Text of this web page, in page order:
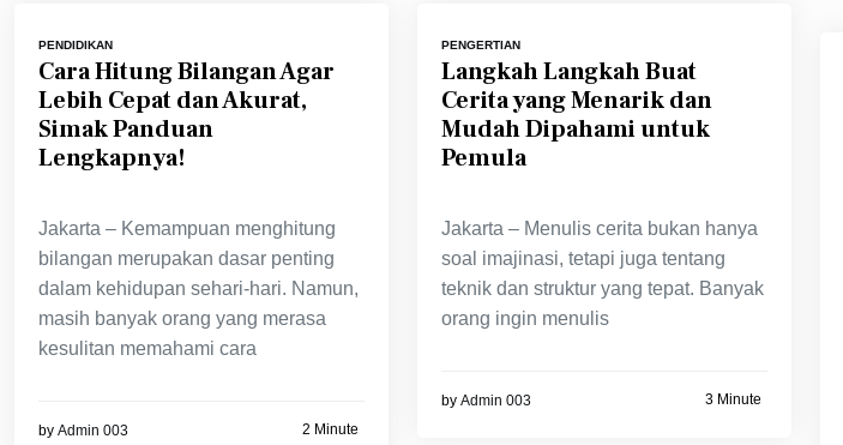
PENDIDIKAN
Cara Hitung Bilangan Agar
Lebih Cepat dan Akurat,
Simak Panduan
Lengkapnya!
Jakarta – Kemampuan menghitung
bilangan merupakan dasar penting
dalam kehidupan sehari-hari. Namun,
masih banyak orang yang merasa
kesulitan memahami cara
by Admin 003 2 Minute
PENGERTIAN
Langkah Langkah Buat
Cerita yang Menarik dan
Mudah Dipahami untuk
Pemula
Jakarta – Menulis cerita bukan hanya
soal imajinasi, tetapi juga tentang
teknik dan struktur yang tepat. Banyak
orang ingin menulis
by Admin 003 3 Minute